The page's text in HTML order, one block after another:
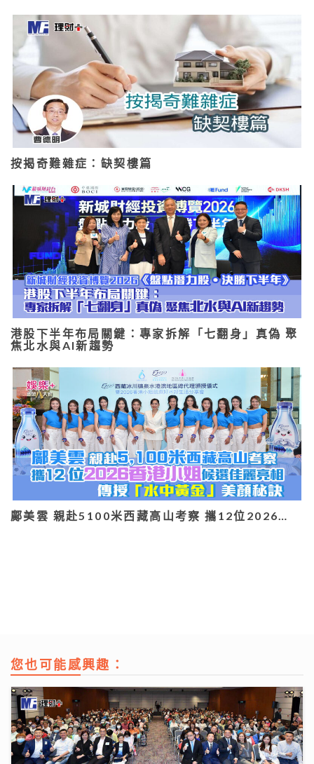
按揭奇難雜症：缺契樓篇
港股下半年布局關鍵：專家拆解「七翻身」真偽 聚
焦北水與AI新趨勢
鄺美雲 親赴5100米西藏高山考察 攜12位2026…
您也可能感興趣：